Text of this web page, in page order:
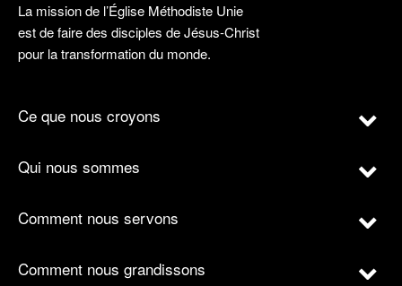
La mission de l’Église Méthodiste Unie
est de faire des disciples de Jésus-Christ
pour la transformation du monde.
Ce que nous croyons
Qui nous sommes
Comment nous servons
Comment nous grandissons